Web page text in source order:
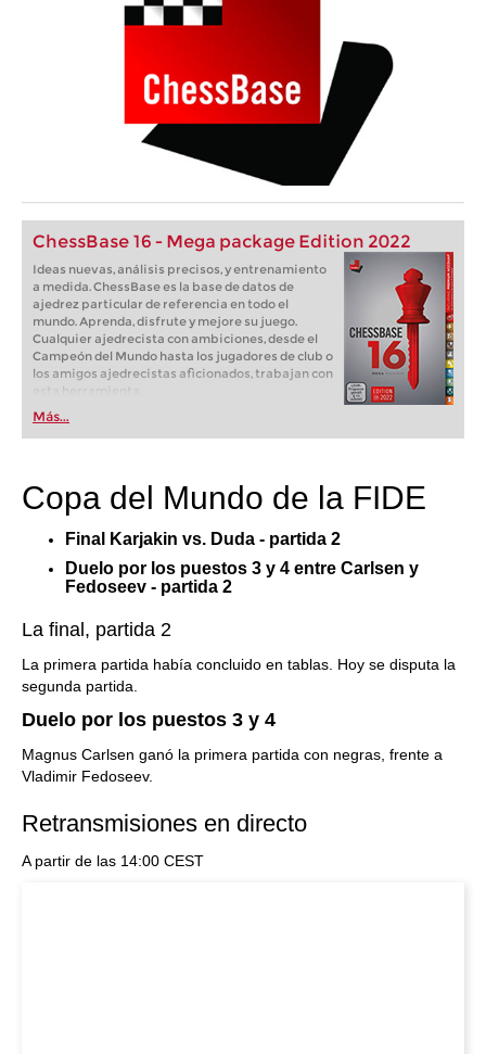
ChessBase 16 - Mega package Edition 2022
Ideas nuevas, análisis precisos, y entrenamiento
a medida. ChessBase es la base de datos de
ajedrez particular de referencia en todo el
mundo. Aprenda, disfrute y mejore su juego.
Cualquier ajedrecista con ambiciones, desde el
Campeón del Mundo hasta los jugadores de club o
los amigos ajedrecistas aficionados, trabajan con
Más...
Copa del Mundo de la FIDE
Final Karjakin vs. Duda - partida 2
Duelo por los puestos 3 y 4 entre Carlsen y
Fedoseev - partida 2
La final, partida 2
La primera partida había concluido en tablas. Hoy se disputa la
segunda partida.
Duelo por los puestos 3 y 4
Magnus Carlsen ganó la primera partida con negras, frente a
Vladimir Fedoseev.
Retransmisiones en directo
A partir de las 14:00 CEST